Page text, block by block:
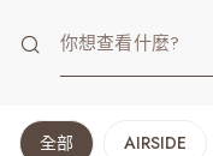
全部 AIRSIDE